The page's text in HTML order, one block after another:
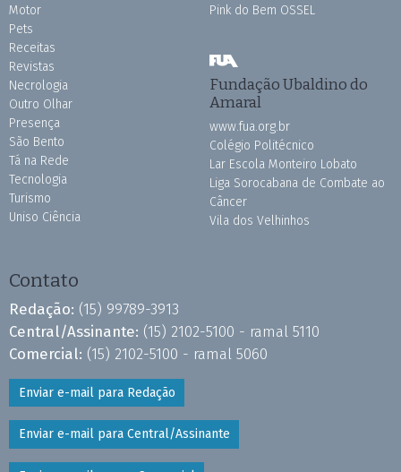
Motor
Pets
Receitas
Revistas
Necrologia
Outro Olhar
Presença
São Bento
Tá na Rede
Tecnologia
Turismo
Uniso Ciência
Pink do Bem OSSEL
Fundação Ubaldino do
Amaral
www.fua.org.br
Colégio Politécnico
Lar Escola Monteiro Lobato
Liga Sorocabana de Combate ao
Câncer
Vila dos Velhinhos
Contato
Redação: (15) 99789-3913
Central/Assinante: (15) 2102-5100 - ramal 5110
Comercial: (15) 2102-5100 - ramal 5060
Enviar e-mail para Redação
Enviar e-mail para Central/Assinante